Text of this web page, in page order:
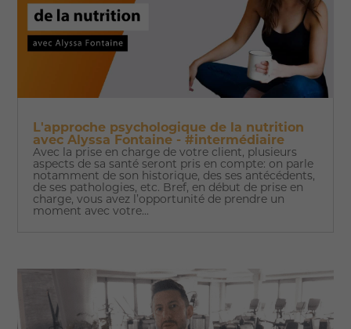
L'approche psychologique de la nutrition
avec Alyssa Fontaine - #intermédiaire
Avec la prise en charge de votre client, plusieurs
aspects de sa santé seront pris en compte: on parle
notamment de son historique, des ses antécédents,
de ses pathologies, etc. Bref, en début de prise en
charge, vous avez l’opportunité de prendre un
moment avec votre...